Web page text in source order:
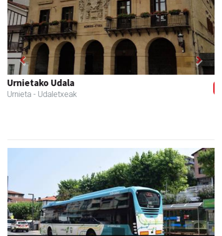
Guria
Urnieta - Jatetxeak
Previous Next